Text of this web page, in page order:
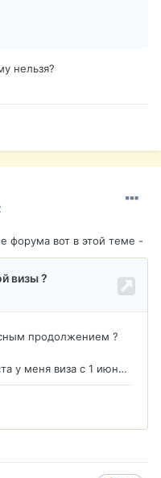
нельзя?
форума вот в этой теме -